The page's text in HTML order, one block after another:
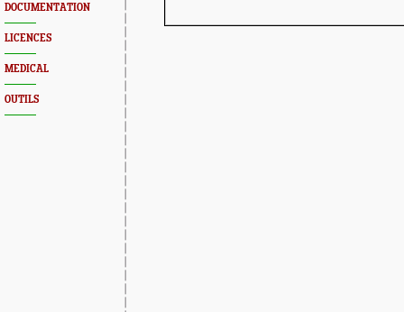
DOCUMENTATION
LICENCES
MEDICAL
OUTILS